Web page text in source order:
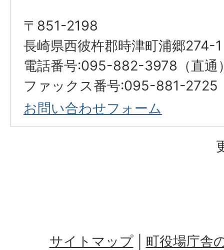
〒851-2198
長崎県西彼杵郡時津町浦郷274-1
電話番号:095-882-3978（直通
ファックス番号:095-881-2725
お問い合わせフォーム
サイトマップ
町役場庁舎